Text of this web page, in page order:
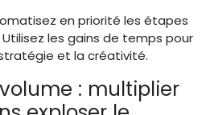
en priorité les étapes
les gains de temps pour
et la créativité.
: multiplier